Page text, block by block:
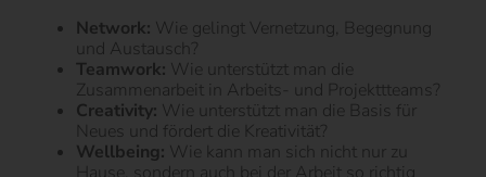
Network: Wie gelingt Vernetzung, Begegnung
und Austausch?
Teamwork: Wie unterstützt man die
Zusammenarbeit in Arbeits- und Projekttteams?
Creativity: Wie unterstützt man die Basis für
Neues und fördert die Kreativität?
Wellbeing: Wie kann man sich nicht nur zu